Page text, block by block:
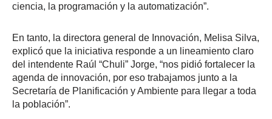
ciencia, la programación y la automatización”.
En tanto, la directora general de Innovación, Melisa Silva,
explicó que la iniciativa responde a un lineamiento claro
del intendente Raúl “Chuli” Jorge, “nos pidió fortalecer la
agenda de innovación, por eso trabajamos junto a la
Secretaría de Planificación y Ambiente para llegar a toda
la población”.